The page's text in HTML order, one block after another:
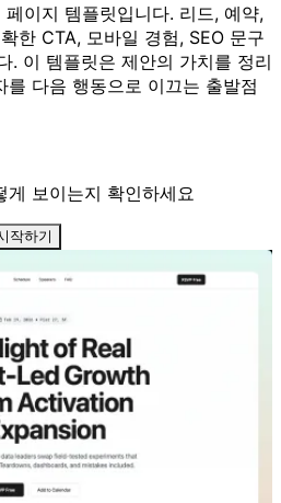
이지 템플릿입니다. 리드, 예약,
한 CTA, 모바일 경험, SEO 문구
. 이 템플릿은 제안의 가치를 정리
다음 행동으로 이끄는 출발점
보이는지 확인하세요
작하기